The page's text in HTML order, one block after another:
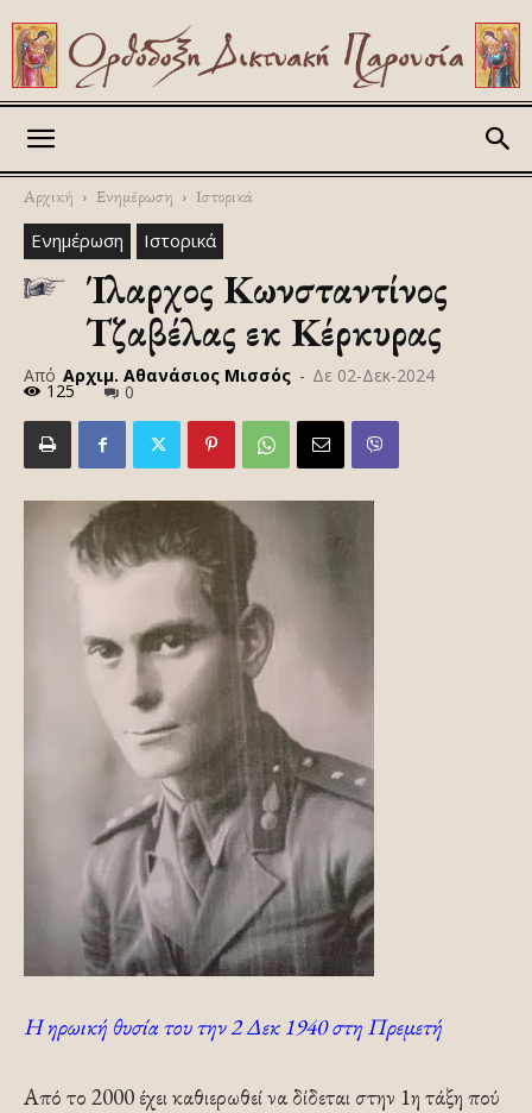
Αρχική Ενημέρωση Ιστορικά
Ενημέρωση Ιστορικά
Ίλαρχος Κωνσταντίνος
Τζαβέλας εκ Κέρκυρας
Από Αρχιμ. Αθανάσιος Μισσός - Δε 02-Δεκ-2024
125 0
Η ηρωική θυσία του την 2 Δεκ 1940 στη Πρεμετή
Από το 2000 έχει καθιερωθεί να δίδεται στην 1η τάξη πού